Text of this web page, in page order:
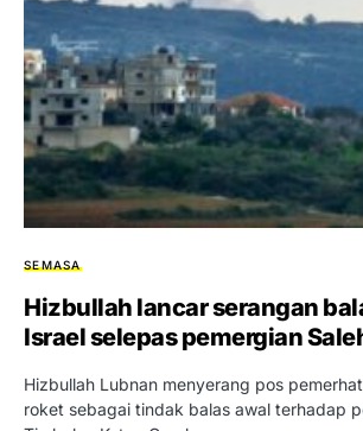
SEMASA
Hizbullah lancar serangan
Israel selepas pemergian
Hizbullah Lubnan menyerang pos
roket sebagai tindak balas awal terhadap